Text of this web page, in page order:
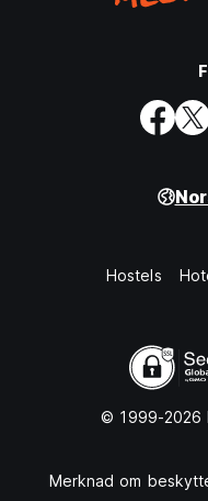
Hostels
© 1999-2026
Merknad om